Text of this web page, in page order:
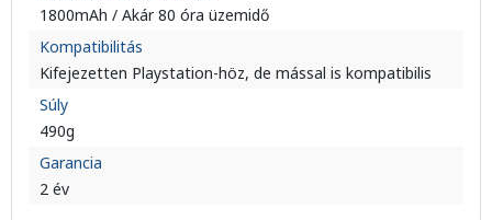
1800mAh / Akár 80 óra üzemidő
Kompatibilitás
Kifejezetten Playstation-höz, de mással is kompatibilis
Súly
490g
Garancia
2 év